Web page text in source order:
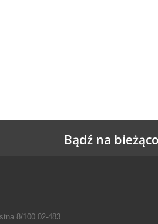
Bądź na bieżąco
8/100 02-483